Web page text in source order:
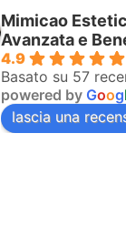
Mimicao
Avanzata e
4.9
Basato su 57
powered by Goog
lascia una